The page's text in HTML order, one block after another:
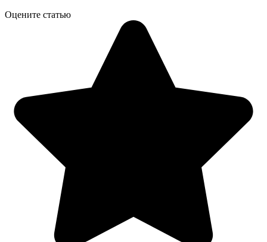
Оцените статью